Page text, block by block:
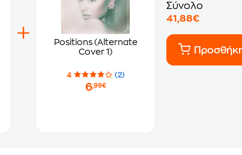
Positions (Alternate
Cover 1)
4 (2)
6,99€
Σύνολο
41,88€